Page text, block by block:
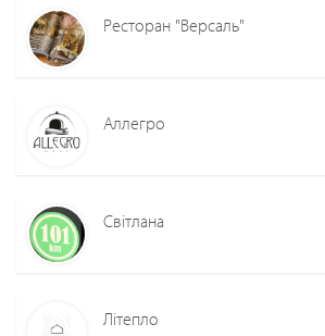
Ресторан "Версаль"
Аллегро
Світлана
Літепло